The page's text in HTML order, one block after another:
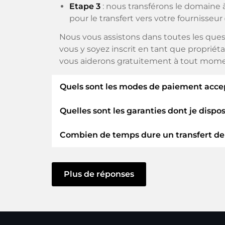
Etape 3 : nous transférons le
pour le transfert vers votre fournisseur
Nous vous assistons dans toutes les
vous y soyez inscrit en tant que
vous aiderons gratuitement à tout
Quels sont les modes de paiement
Nous utilisons SEPA comme paiement
Quelles sont les garanties dont je
En tant qu'acheteur, nous vous
Vous serezremboursé
Le vendeur ne reçoit de l'argent que
Combien de temps dure un transfert
Le transfert de domaine vers un
vous agissiez sans délai et qu'aucun
Plus de réponses